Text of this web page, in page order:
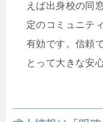
えば出身校の同
定のコミュニテ
有効です。信頼
とって大きな安